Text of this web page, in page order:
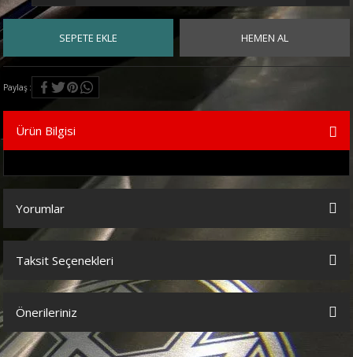
SEPETE EKLE HEMEN AL
Paylaş
Ürün Bilgisi
Yorumlar
Bu ürüne ilk yorumu siz yapın!
Taksit Seçenekleri
Önerileriniz
Bu ürünün fiyat bilgisi, resim, ürün açıklamalarında ve diğer